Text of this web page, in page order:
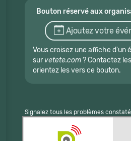
Bouton réservé aux
Ajoutez votre
Vous croisez une affiche d'un
sur vetete.com? Contactez
orientez les vers ce bouton.
Signalez tous les problèmes